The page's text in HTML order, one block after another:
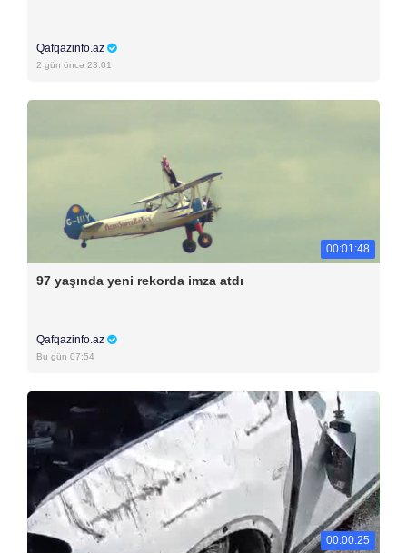
Qafqazinfo.az
2 gün öncə 23:01
00:01:48
97 yaşında yeni rekorda imza atdı
Qafqazinfo.az
Bu gün 07:54
00:00:25